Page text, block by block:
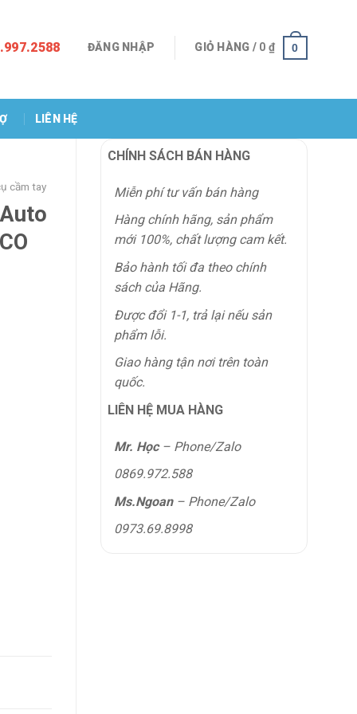
ĐĂNG NHẬP GIỎ HÀNG / 0 ₫ 0
LIÊN HỆ
CHÍNH SÁCH BÁN HÀNG
Miễn phí tư vấn bán hàng
Hàng chính hãng, sản phẩm
mới 100%, chất lượng cam kết.
Bảo hành tối đa theo chính
sách của Hãng.
Được đổi 1-1, trả lại nếu sản
phẩm lỗi.
Giao hàng tận nơi trên toàn
quốc.
LIÊN HỆ MUA HÀNG
Mr. Học– Phone/Zalo
0869.972.588
Ms.Ngoan– Phone/Zalo
0973.69.8998
cầm tay